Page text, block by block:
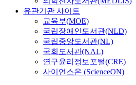
유관기관 사이트
교육부(MOE)
국립장애인도서관(NLD)
국립중앙도서관(NL)
국회도서관(NAL)
연구윤리정보포털(CRE)
사이언스온 (ScienceON)